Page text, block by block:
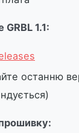
1.1:
останню